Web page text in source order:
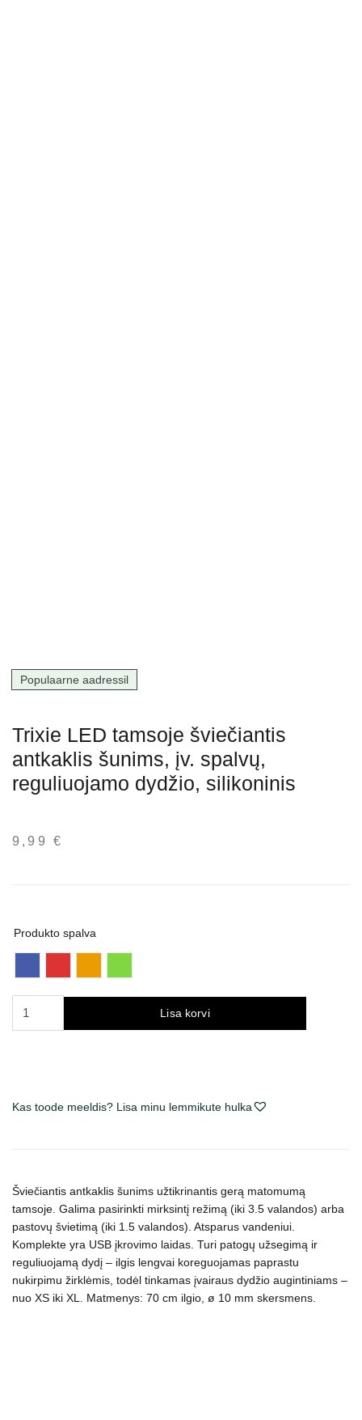
Populaarne aadressil
Trixie LED tamsoje šviečiantis
antkaklis šunims, įv. spalvų,
reguliuojamo dydžio, silikoninis
9,99 €
Produkto spalva
Trixie
šunims,
silikoninis
kogus
Lisa korvi
Kas toode meeldis? Lisa minu lemmikute hulka
Šviečiantis antkaklis šunims užtikrinantis gerą matomumą
tamsoje. Galima pasirinkti mirksintį režimą (iki 3.5 valandos) arba
pastovų švietimą (iki 1.5 valandos). Atsparus vandeniui.
Komplekte yra USB įkrovimo laidas. Turi patogų užsegimą ir
reguliuojamą dydį – ilgis lengvai koreguojamas paprastu
nukirpimu žirklėmis, todėl tinkamas įvairaus dydžio augintiniams –
nuo XS iki XL. Matmenys: 70 cm ilgio, ø 10 mm skersmens.